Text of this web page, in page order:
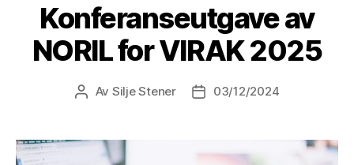
Konferanseutgave av
NORIL for VIRAK 2025
Innleggsforfatter
Av Silje Stener Publiseringsdato
03/12/2024